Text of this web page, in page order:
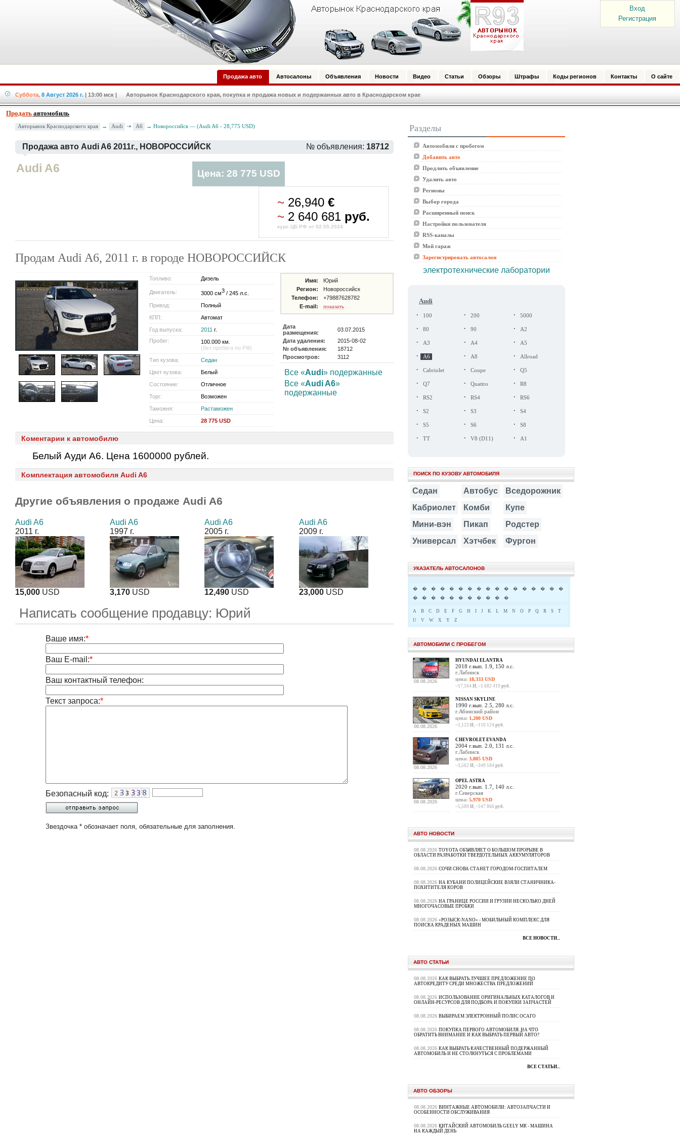
Вход
Регистрация
Продажа авто Автосалоны Объявления Новости Видео Статьи Обзоры Штрафы Коды регионов Контакты О сайте
Суббота, 8 Август 2026 г. | 13:00 мск | Авторынок Краснодарского края, покупка и продажа новых и подержанных авто в Краснодарском крае
Продать автомобиль
Авторынок Краснодарского края → Audi A6 → Новороссийск — (Audi A6 - 28,775 USD)
Продажа авто Audi A6 2011г., НОВОРОССИЙСК № объявления: 18712
Audi A6 Цена: 28 775 USD
~ 26,940€
~ 2 640 681 руб.
курс ЦБ РФ от 02.05.2024
Продам Audi A6, 2011 г. в городе НОВОРОССИЙСК
Топливо: Дизель
Двигатель: 3000 см3 / 245 л.с.
Привод:
Полный
КПП:
Автомат
Год выпуска:
2011 г.
Пробег:
100.000 км.
(без пробега по РФ)
Тип кузова:
Седан
Цвет кузова:
Белый
Состояние:
Отличное
Торг:
Возможен
Таможня:
Растаможен
Цена:
28 775 USD
Имя:
Юрий
Регион:
Новороссийск
Телефон:
+79887628782
E-mail:
показать
Дата
размещения:
03.07.2015
Дата удаления:
2015-08-02
№ объявления:
18712
Просмотров:
3112
Все «Audi» подержанные
Все «Audi A6»
подержанные
Коментарии к автомобилю
Белый Ауди А6. Цена 1600000 рублей.
Комплектация автомобиля Audi A6
Другие объявления о продаже Audi A6
Audi A6
2011 г.
15,000 USD
Audi A6
1997 г.
3,170 USD
Audi A6
2005 г.
12,490 USD
Audi A6
2009 г.
23,000 USD
Написать сообщение продавцу: Юрий
Ваше имя:*
Ваш E-mail:*
Ваш контактный телефон:
Текст запроса:*
Безопасный код:
Звездочка * обозначает поля, обязательные для заполнения.
Разделы
Автомобили с пробегом
Добавить авто
Продлить объявление
Удалить авто
Регионы
Выбор города
Расширенный поиск
Настройки пользователя
RSS-каналы
Мой гараж
Зарегистрировать автосалон
электротехнические лаборатории
Audi
· 100 · 200 · 5000
· 80 · 90 · A2
· A3 · A4 · A5
· A6 · A8 · Allroad
· Cabriolet · Coupe · Q5
· Q7 · Quattro · R8
· RS2 · RS4 · RS6
· S2 · S3 · S4
· S5 · S6 · S8
· TT · V8 (D11) · A1
ПОИСК ПО КУЗОВУ АВТОМОБИЛЯ
Седан Автобус
Вседорожник
Кабриолет
Комби
Купе
Мини-вэн
Пикап
Родстер
Универсал
Хэтчбек Фургон
УКАЗАТЕЛЬ АВТОСАЛОНОВ
� � � � � � � � � � � � � � � �
�
�
� � � � � � � � � �
A B C D E F G H I J K L M N O P Q R S
T
U
V W X Y Z
АВТОМОБИЛИ С ПРОБЕГОМ
08.08.2026
HYUNDAI ELANTRA
2018 г.вып. 1.9, 150 л.с.
г.Лабинск
цена: 18,333 USD
~17,164 И, ~1 682 419 руб.
08.08.2026
NISSAN SKYLINE
1990 г.вып. 2.5, 280 л.с.
г.Абинский район
цена: 1,200 USD
~1,123 И, ~110 124 руб.
08.08.2026
CHEVROLET EVANDA
2004 г.вып. 2.0, 131 л.с.
г.Лабинск
цена: 3,805 USD
~3,562 И, ~349 184 руб.
08.08.2026
OPEL ASTRA
2020 г.вып. 1.7, 140 л.с.
г.Северская
цена: 5,970 USD
~5,589 И, ~547 866 руб.
АВТО НОВОСТИ
08.08.2026 TOYOTA ОБЪЯВЛЯЕТ О БОЛЬШОМ ПРОРЫВЕ В
ОБЛАСТИ РАЗРАБОТКИ ТВЕРДОТЕЛЬНЫХ АККУМУЛЯТОРОВ
08.08.2026 СОЧИ СНОВА СТАНЕТ ГОРОДОМ-ГОСПИТАЛЕМ
08.08.2026 НА КУБАНИ ПОЛИЦЕЙСКИЕ ВЗЯЛИ СТАНИЧНИКА-
ПОХИТИТЕЛЯ КОРОВ
08.08.2026 НА ГРАНИЦЕ РОССИИ И ГРУЗИИ НЕСКОЛЬКО ДНЕЙ
МНОГОЧАСОВЫЕ ПРОБКИ
08.08.2026 «РОЗЫСК-NANO» - МОБИЛЬНЫЙ КОМПЛЕКС ДЛЯ
ПОИСКА КРАДЕНЫХ МАШИН
ВСЕ НОВОСТИ...
АВТО СТАТЬИ
08.08.2026 КАК ВЫБРАТЬ ЛУЧШЕЕ ПРЕДЛОЖЕНИЕ ПО
АВТОКРЕДИТУ СРЕДИ МНОЖЕСТВА ПРЕДЛОЖЕНИЙ
08.08.2026 ИСПОЛЬЗОВАНИЕ ОРИГИНАЛЬНЫХ КАТАЛОГОВ И
ОНЛАЙН-РЕСУРСОВ ДЛЯ ПОДБОРА И ПОКУПКИ ЗАПЧАСТЕЙ
08.08.2026 ВЫБИРАЕМ ЭЛЕКТРОННЫЙ ПОЛИС ОСАГО
08.08.2026 ПОКУПКА ПЕРВОГО АВТОМОБИЛЯ. НА ЧТО
ОБРАТИТЬ ВНИМАНИЕ И КАК ВЫБРАТЬ ПЕРВЫЙ АВТО?
08.08.2026 КАК ВЫБРАТЬ КАЧЕСТВЕННЫЙ ПОДЕРЖАННЫЙ
АВТОМОБИЛЬ И НЕ СТОЛКНУТЬСЯ С ПРОБЛЕМАМИ
ВСЕ СТАТЬИ...
АВТО ОБЗОРЫ
08.08.2026 ВИНТАЖНЫЕ АВТОМОБИЛИ: АВТОЗАПЧАСТИ И
ОСОБЕННОСТИ ОБСЛУЖИВАНИЯ
08.08.2026 КИТАЙСКИЙ АВТОМОБИЛЬ GEELY МК - МАШИНА
НА КАЖДЫЙ ДЕНЬ